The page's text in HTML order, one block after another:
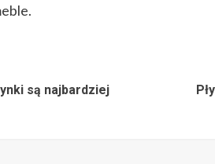
są najbardziej